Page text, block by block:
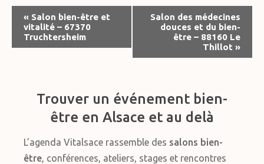
Navigation
Évènement
« Salon bien-être et
vitalité – 67370
Truchtersheim
Salon des médecines
douces et du bien-
être – 88160 Le
Thillot »
Trouver un événement bien-
être en Alsace et au delà
L’agenda Vitalsace rassemble des salons bien-
être, conférences, ateliers, stages et rencontres